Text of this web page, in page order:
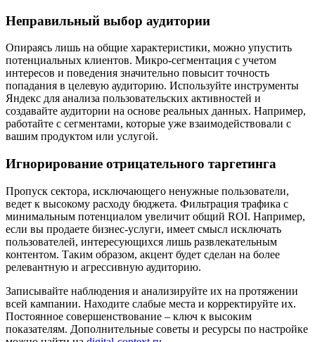
Неправильный выбор аудитории
Опираясь лишь на общие характеристики, можно упустить
потенциальных клиентов. Микро-сегментация с учетом
интересов и поведения значительно повысит точность
попадания в целевую аудиторию. Используйте инструменты
Яндекс для анализа пользовательских активностей и
создавайте аудитории на основе реальных данных. Например,
работайте с сегментами, которые уже взаимодействовали с
вашим продуктом или услугой.
Игнорирование отрицательного таргетинга
Пропуск сектора, исключающего ненужные пользователи,
ведет к высокому расходу бюджета. Фильтрация трафика с
минимальным потенциалом увеличит общий ROI. Например,
если вы продаете бизнес-услуги, имеет смысл исключать
пользователей, интересующихся лишь развлекательным
контентом. Таким образом, акцент будет сделан на более
релевантную и агрессивную аудиторию.
Записывайте наблюдения и анализируйте их на протяжении
всей кампании. Находите слабые места и корректируйте их.
Постоянное совершенствование – ключ к высоким
показателям. Дополнительные советы и ресурсы по настройке